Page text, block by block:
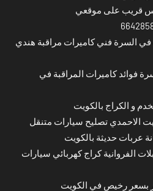
قريب على موقعي
في السرة فني كاميرات مراقبة هندي
فوائد كاميرات المراقبة في
و الكراج بالكويت
الاحمدي تصليح سيارات متنقل
عربات حديثة بالكويت
الفروانية كراج كهربائي سيارات
بسعر رخيص في الكويت